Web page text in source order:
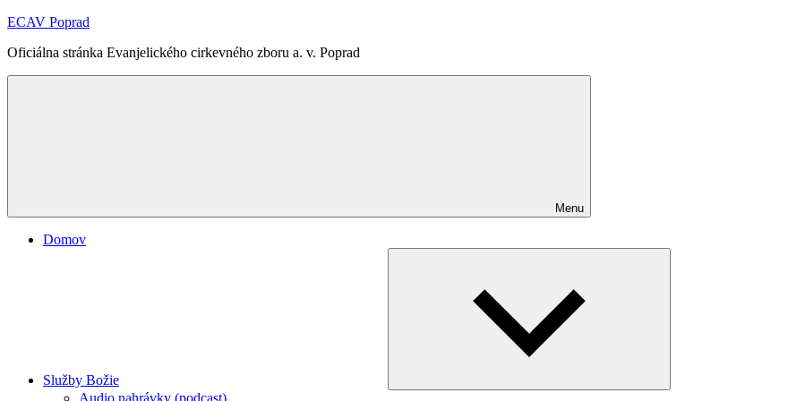
Skip
content
ECAV Poprad
Oficiálna stránka Evanjelického cirkevného zboru a. v. Poprad
Menu
Domov
Služby Božie
Audio nahrávky (podcast)